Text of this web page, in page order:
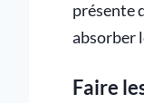
présente
absorber
Faire